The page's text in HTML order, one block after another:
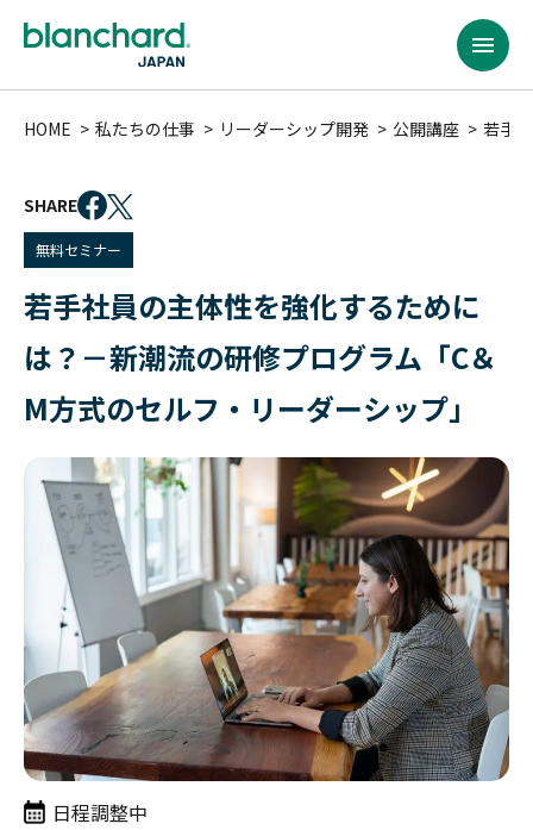
HOME 私たちの仕事 リーダーシップ開発 公開講座 若手
SHARE
無料セミナー
若手社員の主体性を強化するために
は？－新潮流の研修プログラム「C＆
M方式のセルフ・リーダーシップ」
日程調整中